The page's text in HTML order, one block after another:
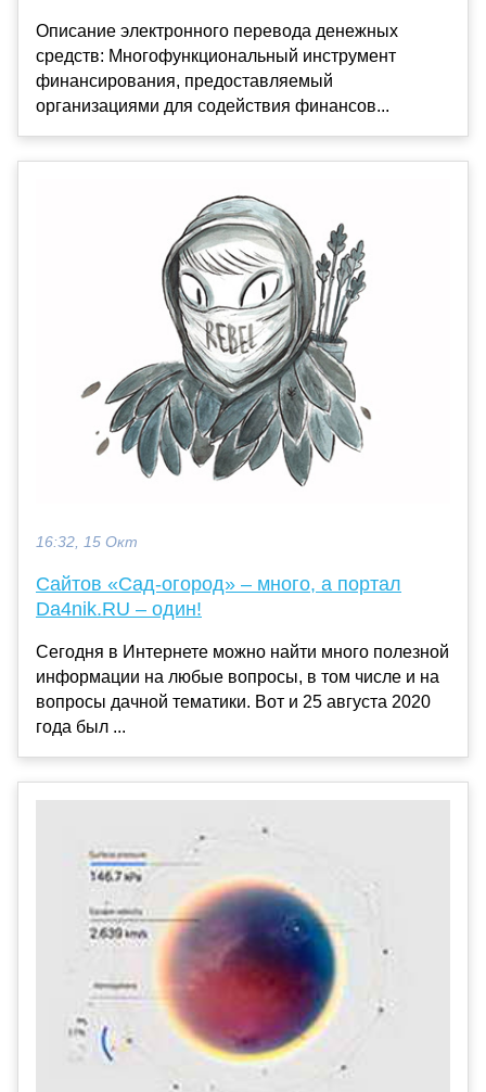
Описание электронного перевода денежных
средств: Многофункциональный инструмент
финансирования, предоставляемый
организациями для содействия финансов...
16:32, 15 Окт
Сайтов «Сад-огород» – много, а портал
Da4nik.RU – один!
Сегодня в Интернете можно найти много полезной
информации на любые вопросы, в том числе и на
вопросы дачной тематики. Вот и 25 августа 2020
года был ...